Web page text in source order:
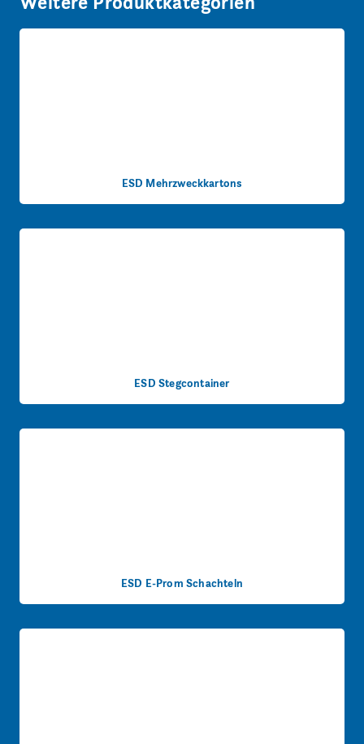
ESD Mehrzweckkartons
ESD Stegcontainer
ESD E-Prom Schachteln